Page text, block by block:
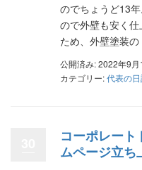
のでちょうど13
ので外壁も安く
ため、外壁塗装
公開済み: 2022年9月
カテゴリー:代表の
コーポレー
ムページ立ち